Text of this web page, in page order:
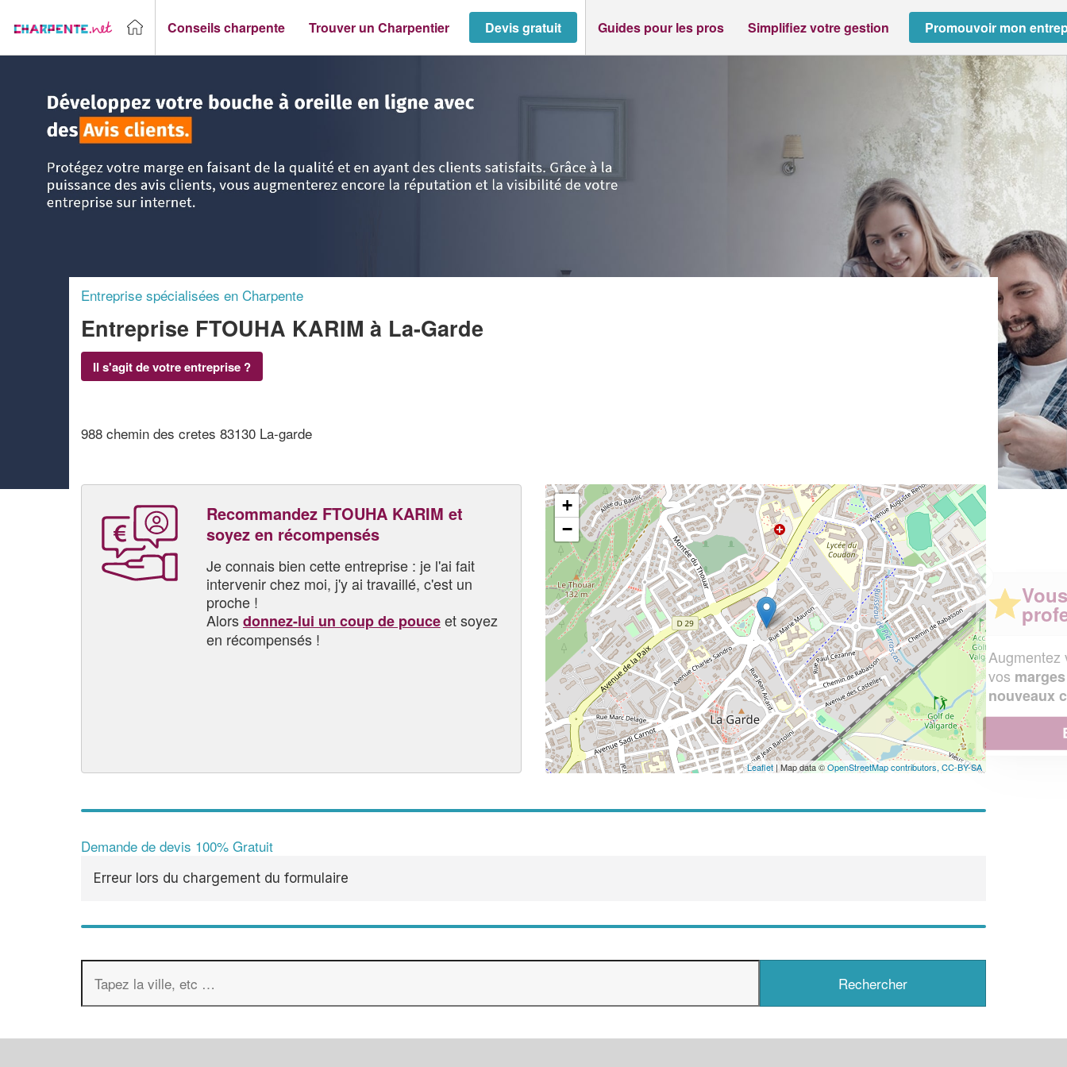
Conseils charpente Trouver un Charpentier Devis gratuit Guides pour les pros Simplifiez votre gestion Promouvoir mon
Entreprise spécialisées en Charpente
Entreprise FTOUHA KARIM à La-Garde
Il s'agit de votre entreprise ?
988 chemin des cretes 83130 La-garde
Recommandez FTOUHA KARIM et
soyez en récompensés
Je connais bien cette entreprise : je l'ai fait
intervenir chez moi, j'y ai travaillé, c'est un
proche !
Alorsdonnez-lui un coup de pouceet soyez
en récompensés !
+
−
Leaflet | Map data ©OpenStreetMap contributors, CC-BY-SA
Demande de devis 100% Gratuit
Erreur lors du chargement du formulaire
✕
Vous êtes un
professionnel ?
Augmentez votrechiffre d'affaireset
vosmargestout en gagnant de
nouveaux clients!
En savoir plus